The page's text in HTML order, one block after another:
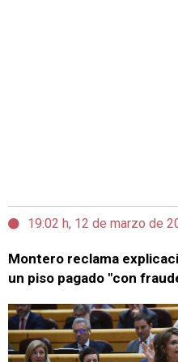
19:02 h, 12 de marzo de
Montero reclama
un piso pagado "con